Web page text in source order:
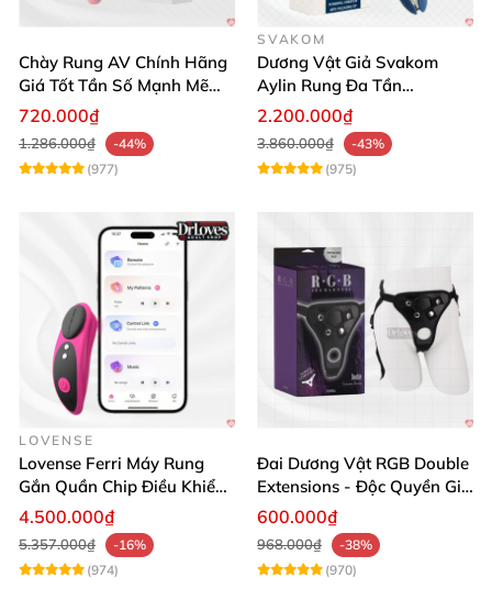
Chày Rung AV Chính Hãng
Giá Tốt Tần Số Mạnh Mẽ
Siêu Bền
720.000₫
1.286.000₫
-44%
(977)
SVAKOM
Dương Vật Giả Svakom
Aylin Rung Đa Tần
Massage Sung Sướng
2.200.000₫
3.860.000₫
-43%
(975)
LOVENSE
Lovense Ferri Máy Rung
Gắn Quần Chip Điều Khiển
App Tăng Hưng Phấn
4.500.000₫
5.357.000₫
-16%
(974)
Đai Dương Vật RGB Double
Extensions - Độc Quyền Giá
Sốc
600.000₫
968.000₫
-38%
(970)